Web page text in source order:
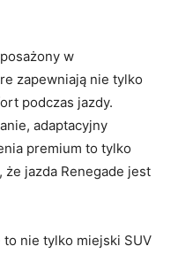
w
⁣zapewniają nie tylko
podczas jazdy.⁢
adaptacyjny
premium to tylko⁢
jazda Renegade jest
nie ‍tylko miejski SUV